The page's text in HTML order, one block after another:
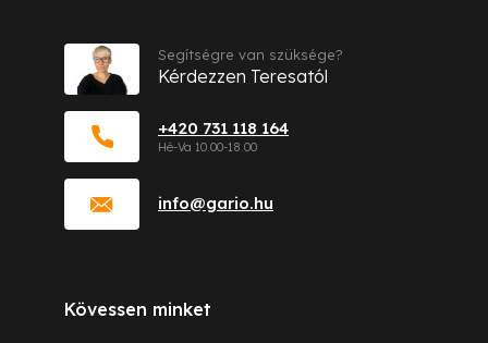
info@gario.hu
+420 731 118 164
Segítségre van szüksége?
Kérdezzen Teresatól
Kövessen minket